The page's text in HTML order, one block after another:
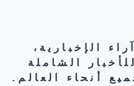
الإخبارية،
الشاملة
أنحاء العالم.